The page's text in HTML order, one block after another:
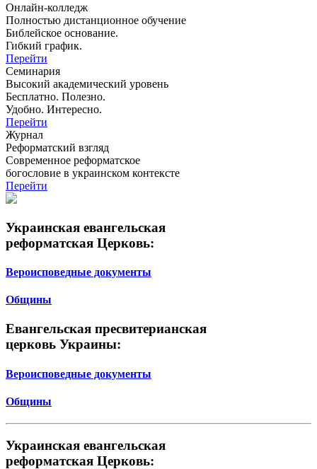
Онлайн-колледж
Полностью дистанционное обучение
Библейское основание.
Гибкий график.
Перейти
Семинария
Высокий академический уровень
Бесплатно. Полезно.
Удобно. Интересно.
Перейти
Журнал
Реформатский взгляд
Современное реформатское
богословие в украинском контексте
Перейти
Украинская евангельская
реформатская Церковь:
Вероисповедные документы
Общины
Евангельская пресвитерианская
церковь Украины:
Вероисповедные документы
Общины
Украинская евангельская
реформатская Церковь: